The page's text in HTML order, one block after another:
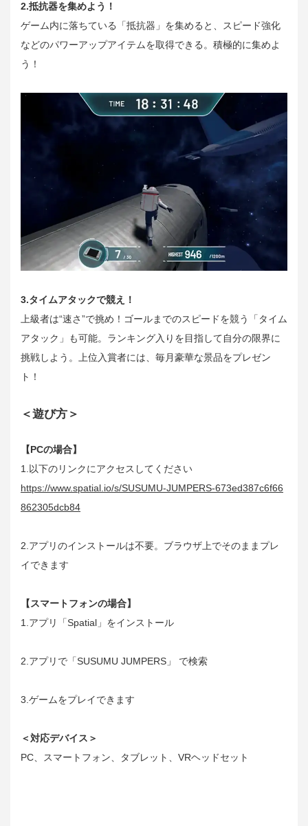
2.抵抗器を集めよう！
ゲーム内に落ちている「抵抗器」を集めると、スピード強化
などのパワーアップアイテムを取得できる。積極的に集めよ
う！
3.タイムアタックで競え！
上級者は“速さ”で挑め！ゴールまでのスピードを競う「タイム
アタック」も可能。ランキング入りを目指して自分の限界に
挑戦しよう。上位入賞者には、毎月豪華な景品をプレゼン
ト！
＜遊び方＞
【PCの場合】
1.以下のリンクにアクセスしてください
https://www.spatial.io/s/SUSUMU-JUMPERS-673ed387c6f66
862305dcb84
2.アプリのインストールは不要。ブラウザ上でそのままプレ
イできます
【スマートフォンの場合】
1.アプリ「Spatial」をインストール
2.アプリで「SUSUMU JUMPERS」 で検索
3.ゲームをプレイできます
＜対応デバイス＞
PC、スマートフォン、タブレット、VRヘッドセット